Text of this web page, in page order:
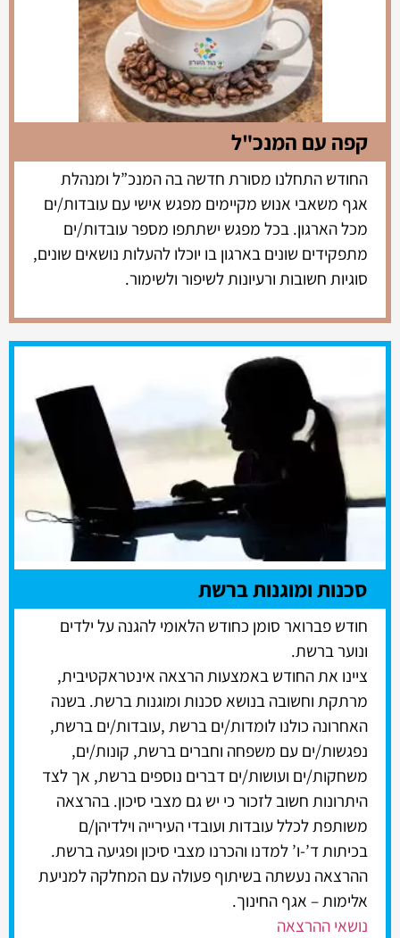
קפה עם המנכ"ל
החודש התחלנו מסורת חדשה בה המנכ”ל ומנהלת
אגף משאבי אנוש מקיימים מפגש אישי עם עובדות/ים
מכל הארגון. בכל מפגש ישתתפו מספר עובדות/ים
מתפקידים שונים בארגון בו יוכלו להעלות נושאים שונים,
סוגיות חשובות ורעיונות לשיפור ולשימור.
סכנות ומוגנות ברשת
חודש פברואר סומן כחודש הלאומי להגנה על ילדים
ונוער ברשת.
ציינו את החודש באמצעות הרצאה אינטראקטיבית,
מרתקת וחשובה בנושא סכנות ומוגנות ברשת. בשנה
האחרונה כולנו לומדות/ים ברשת ,עובדות/ים ברשת,
נפגשות/ים עם משפחה וחברים ברשת, קונות/ים,
משחקות/ים ועושות/ים דברים נוספים ברשת, אך לצד
היתרונות חשוב לזכור כי יש גם מצבי סיכון. בהרצאה
משותפת לכלל עובדות ועובדי העירייה וילדיהן/ם
בכיתות ד’-ו’ למדנו והכרנו מצבי סיכון ופגיעה ברשת.
ההרצאה נעשתה בשיתוף פעולה עם המחלקה למניעת
אלימות – אגף החינוך.
נושאי ההרצאה